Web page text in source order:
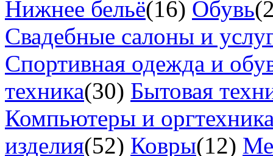
Нижнее бельё(16) Обувь
Свадебные салоны и
Спортивная одежда и
техника(30) Бытовая
Компьютеры и
изделия(52) Ковры(12)